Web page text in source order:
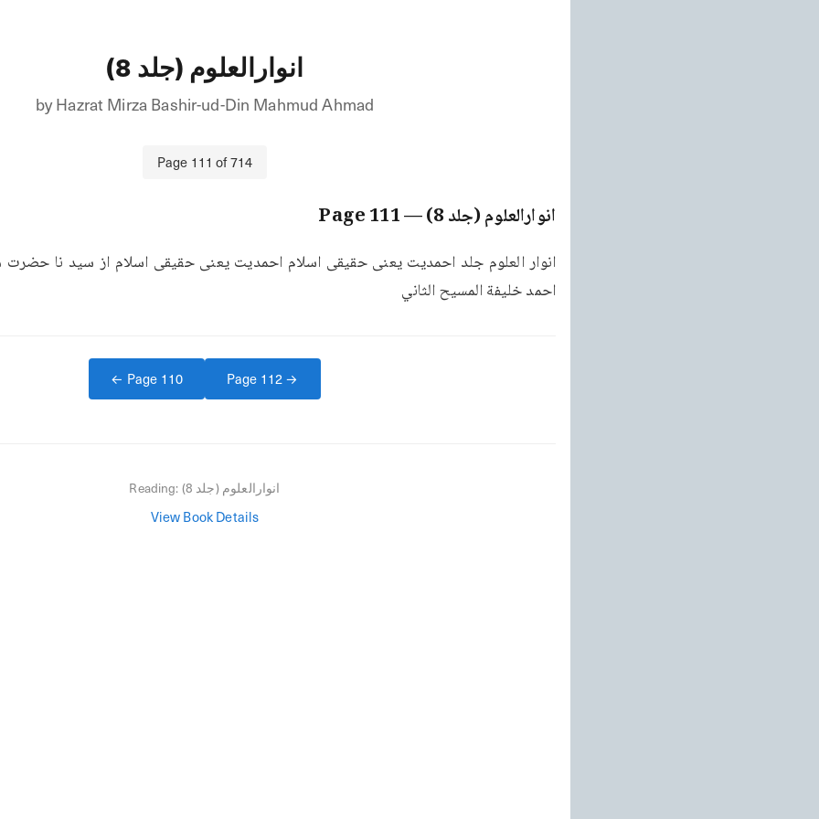
انوارالعلوم (جلد 8)
byHazrat Mirza Bashir-ud-Din Mahmud Ahmad
Page 111 of714
انوارالعلوم (جلد 8) — Page
111
احمد خلیفة المسیح الثاني
← Page 110 Page 112→
Reading: انوارالعلوم (جلد 8)
View Book Details